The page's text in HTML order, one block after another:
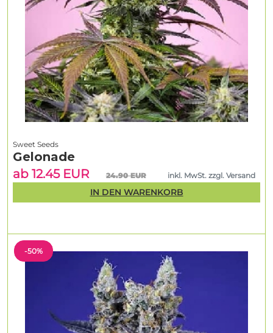
-50%
Sweet Seeds
Gelonade
ab 12.45 EUR
24.90 EUR inkl. MwSt. zzgl. Versand
IN DEN WARENKORB